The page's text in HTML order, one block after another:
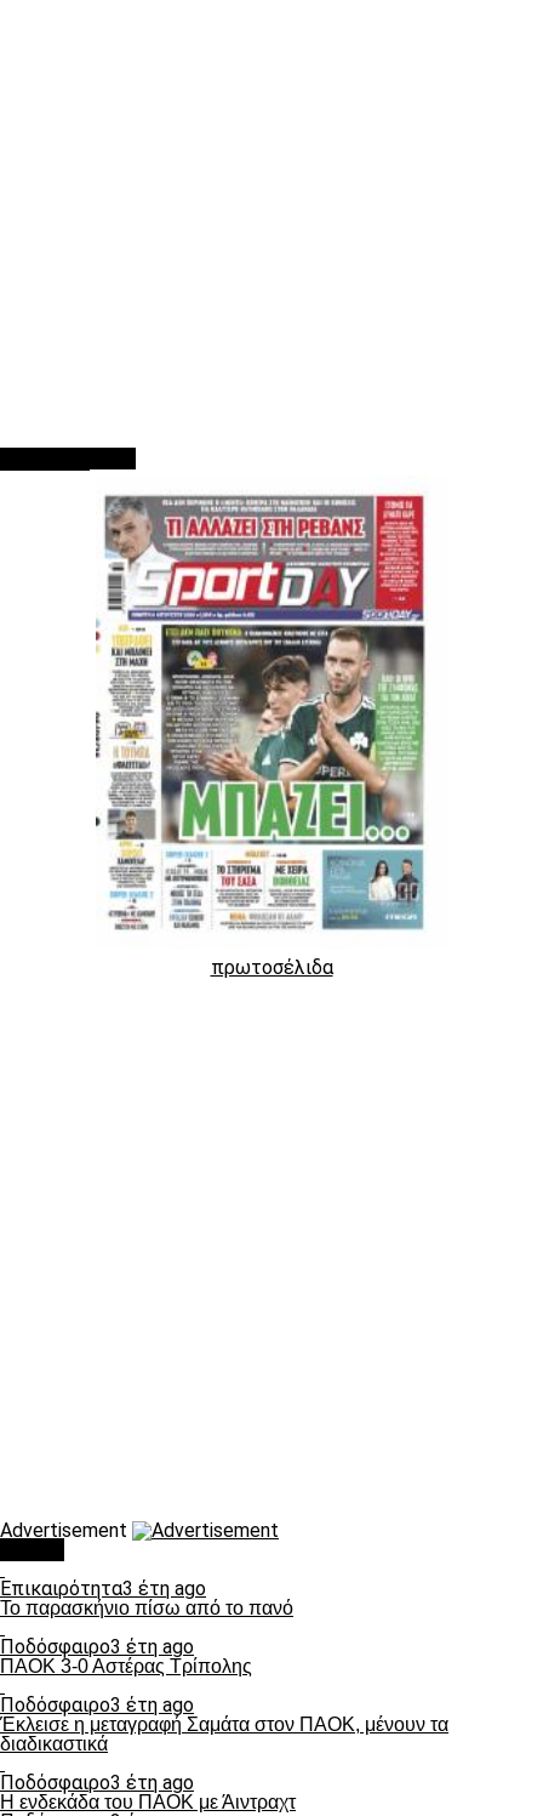
πρωτοσέλιδα
Advertisement
Επικαιρότητα3 έτη ago
Το παρασκήνιο πίσω από το πανό
Ποδόσφαιρο3 έτη ago
ΠΑΟΚ 3-0 Αστέρας Τρίπολης
Ποδόσφαιρο3 έτη ago
Έκλεισε η μεταγραφή Σαμάτα στον ΠΑΟΚ, μένουν τα
διαδικαστικά
Ποδόσφαιρο3 έτη ago
Η ενδεκάδα του ΠΑΟΚ με Άιντραχτ